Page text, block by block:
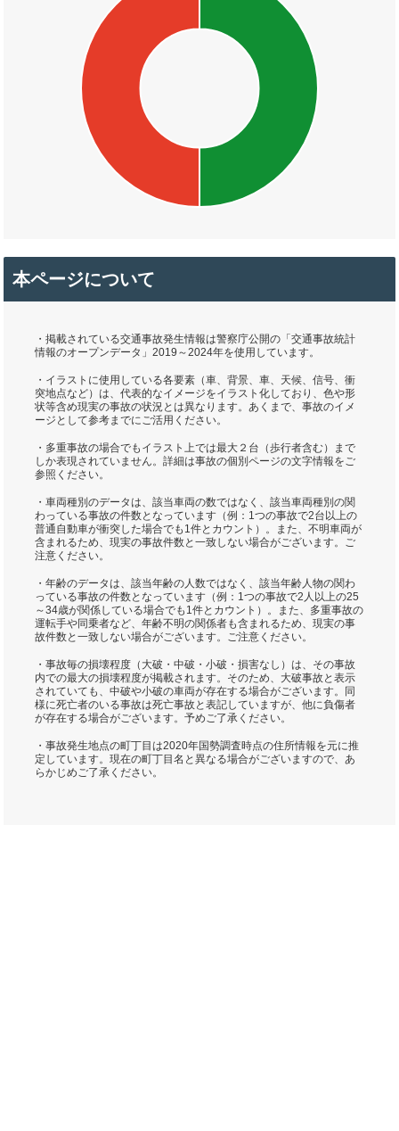
本ページについて
・掲載されている交通事故発生情報は警察庁公開の「交通事故統計
情報のオープンデータ」2019～2024年を使用しています。
・イラストに使用している各要素（車、背景、車、天候、信号、衝
突地点など）は、代表的なイメージをイラスト化しており、色や形
状等含め現実の事故の状況とは異なります。あくまで、事故のイメ
ージとして参考までにご活用ください。
・多重事故の場合でもイラスト上では最大２台（歩行者含む）まで
しか表現されていません。詳細は事故の個別ページの文字情報をご
参照ください。
・車両種別のデータは、該当車両の数ではなく、該当車両種別の関
わっている事故の件数となっています（例：1つの事故で2台以上の
普通自動車が衝突した場合でも1件とカウント）。また、不明車両が
含まれるため、現実の事故件数と一致しない場合がございます。ご
注意ください。
・年齢のデータは、該当年齢の人数ではなく、該当年齢人物の関わ
っている事故の件数となっています（例：1つの事故で2人以上の25
～34歳が関係している場合でも1件とカウント）。また、多重事故の
運転手や同乗者など、年齢不明の関係者も含まれるため、現実の事
故件数と一致しない場合がございます。ご注意ください。
・事故毎の損壊程度（大破・中破・小破・損害なし）は、その事故
内での最大の損壊程度が掲載されます。そのため、大破事故と表示
されていても、中破や小破の車両が存在する場合がございます。同
様に死亡者のいる事故は死亡事故と表記していますが、他に負傷者
が存在する場合がございます。予めご了承ください。
・事故発生地点の町丁目は2020年国勢調査時点の住所情報を元に推
定しています。現在の町丁目名と異なる場合がございますので、あ
らかじめご了承ください。